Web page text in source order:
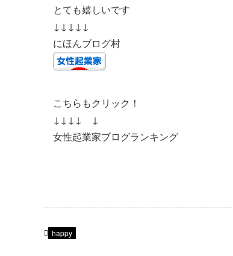
とても嬉しいです
↓↓↓↓↓
にほんブログ村
こちらもクリック！
↓↓↓↓ ↓
女性起業家ブログランキング
happy